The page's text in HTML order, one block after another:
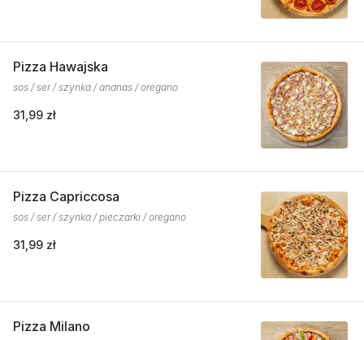
Pizza Hawajska
sos / ser / szynka / ananas / oregano
31,99 zł
Pizza Capriccosa
sos / ser / szynka / pieczarki / oregano
31,99 zł
Pizza Milano